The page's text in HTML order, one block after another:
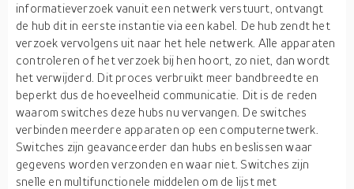
informatieverzoek vanuit een netwerk verstuurt, ontvangt
de hub dit in eerste instantie via een kabel. De hub zendt het
verzoek vervolgens uit naar het hele netwerk. Alle apparaten
controleren of het verzoek bij hen hoort, zo niet, dan wordt
het verwijderd. Dit proces verbruikt meer bandbreedte en
beperkt dus de hoeveelheid communicatie. Dit is de reden
waarom switches deze hubs nu vervangen. De switches
verbinden meerdere apparaten op een computernetwerk.
Switches zijn geavanceerder dan hubs en beslissen waar
gegevens worden verzonden en waar niet. Switches zijn
snelle en multifunctionele middelen om de lijst met